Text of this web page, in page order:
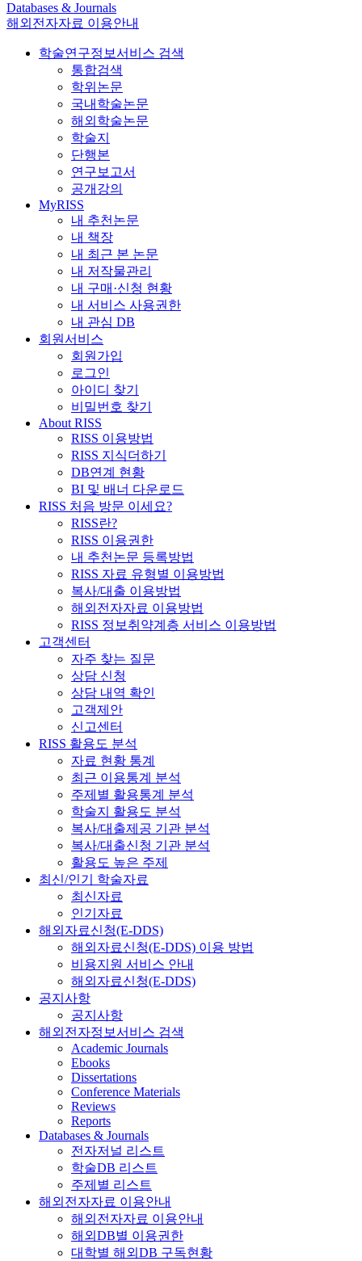
Databases & Journals
해외전자자료 이용안내
학술연구정보서비스 검색
통합검색
학위논문
국내학술논문
해외학술논문
학술지
단행본
연구보고서
공개강의
MyRISS
내 추천논문
내 책장
내 최근 본 논문
내 저작물관리
내 구매·신청 현황
내 서비스 사용권한
내 관심 DB
회원서비스
회원가입
로그인
아이디 찾기
비밀번호 찾기
About RISS
RISS 이용방법
RISS 지식더하기
DB연계 현황
BI 및 배너 다운로드
RISS 처음 방문 이세요?
RISS란?
RISS 이용권한
내 추천논문 등록방법
RISS 자료 유형별 이용방법
복사/대출 이용방법
해외전자자료 이용방법
RISS 정보취약계층 서비스 이용방법
고객센터
자주 찾는 질문
상담 신청
상담 내역 확인
고객제안
신고센터
RISS 활용도 분석
자료 현황 통계
최근 이용통계 분석
주제별 활용통계 분석
학술지 활용도 분석
복사/대출제공 기관 분석
복사/대출신청 기관 분석
활용도 높은 주제
최신/인기 학술자료
최신자료
인기자료
해외자료신청(E-DDS)
해외자료신청(E-DDS) 이용 방법
비용지원 서비스 안내
해외자료신청(E-DDS)
공지사항
공지사항
해외전자정보서비스 검색
Academic Journals
Ebooks
Dissertations
Conference Materials
Reviews
Reports
Databases & Journals
전자저널 리스트
학술DB 리스트
주제별 리스트
해외전자자료 이용안내
해외전자자료 이용안내
해외DB별 이용권한
대학별 해외DB 구독현황